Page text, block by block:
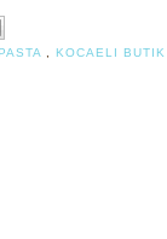
KOCAELI